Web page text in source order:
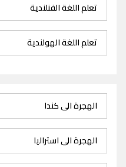
تعلم اللغة الفنلندية
تعلم اللغة الهولندية
الهجرة الى كندا
الهجرة الى استراليا